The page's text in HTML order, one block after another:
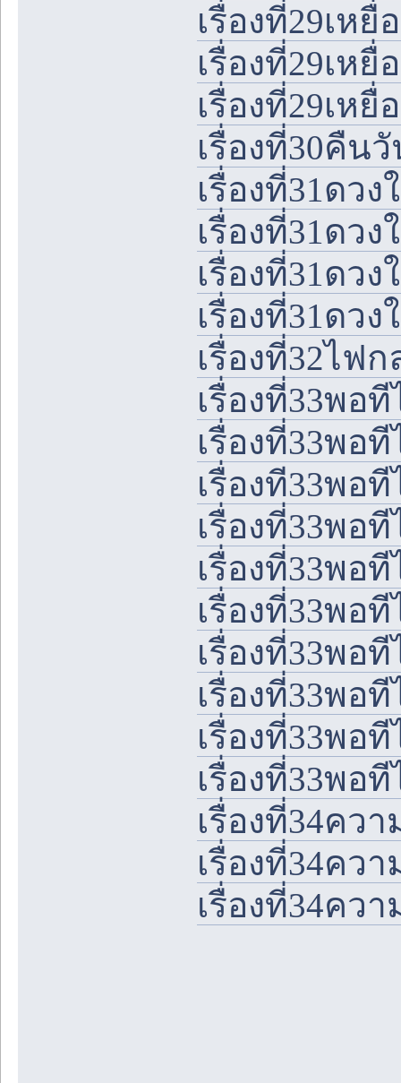
เรื่องที่29เหยื่
เรื่องที่29เหยื่
เรื่องที่29เหยื่
เรื่องที่30คืน
เรื่องที่31ดว
เรื่องที่31ดว
เรื่องที่31ดว
เรื่องที่31ดว
เรื่องที่32ไฟ
เรื่องที่33พอ
เรื่องที่33พอ
เรื่องที33พอ
เรื่องที่33พอ
เรื่องที่33พอ
เรื่องที่33พอ
เรื่องที่33พอ
เรื่องที่33พอ
เรื่องที่33พอ
เรื่องที่33พอ
เรื่องที่34คว
เรื่องที่34คว
เรื่องที่34คว